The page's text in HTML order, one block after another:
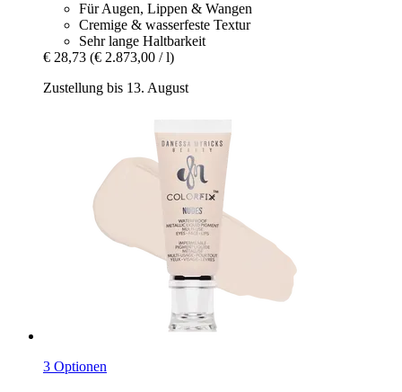
Für Augen, Lippen & Wangen
Cremige & wasserfeste Textur
Sehr lange Haltbarkeit
€ 28,73 (€ 2.873,00 / l)
Zustellung bis 13. August
3 Optionen